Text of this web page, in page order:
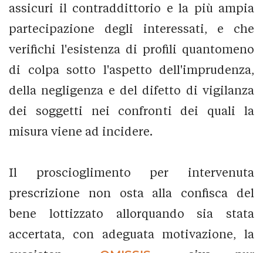
assicuri il contraddittorio e la più ampia
partecipazione degli interessati, e che
verifichi l'esistenza di profili quantomeno
di colpa sotto l'aspetto dell'imprudenza,
della negligenza e del difetto di vigilanza
dei soggetti nei confronti dei quali la
misura viene ad incidere.
Il proscioglimento per intervenuta
prescrizione non osta alla confisca del
bene lottizzato allorquando sia stata
accertata, con adeguata motivazione, la